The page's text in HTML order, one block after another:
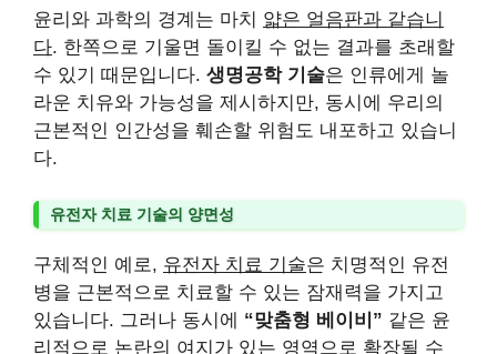
윤리와 과학의 경계는 마치 얇은 얼음판과 같습니
다. 한쪽으로 기울면 돌이킬 수 없는 결과를 초래할
수 있기 때문입니다. 생명공학 기술은 인류에게 놀
라운 치유와 가능성을 제시하지만, 동시에 우리의
근본적인 인간성을 훼손할 위험도 내포하고 있습니
다.
유전자 치료 기술의 양면성
구체적인 예로, 유전자 치료 기술은 치명적인 유전
병을 근본적으로 치료할 수 있는 잠재력을 가지고
있습니다. 그러나 동시에 “맞춤형 베이비” 같은 윤
리적으로 논란의 여지가 있는 영역으로 확장될 수